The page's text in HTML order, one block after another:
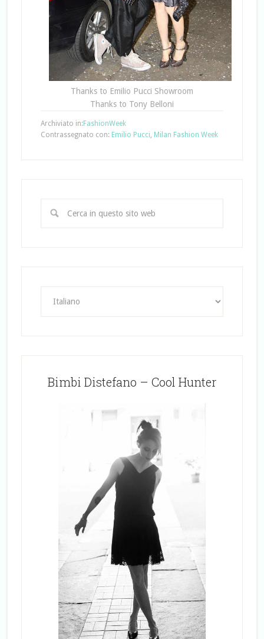
Thanks to Emilio Pucci Showroom
Thanks to Tony Belloni
Archiviato in: FashionWeek
Contrassegnato con: Emilio Pucci, Milan Fashion Week
Bimbi Distefano – Cool Hunter